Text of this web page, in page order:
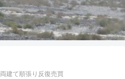
両建て順張り反復売買